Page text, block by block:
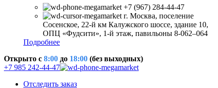
+7 (967) 284-44-47
г. Москва, поселение
Сосенское, 22-й км Калужского шоссе, здание 10,
ОПЦ «Фудсити», 1-й этаж, павильоны 8-062–064
Подробнее
Открыто c 8:00 до 18:00 (без выходных)
+7 985 242-44-47
Отследить заказ